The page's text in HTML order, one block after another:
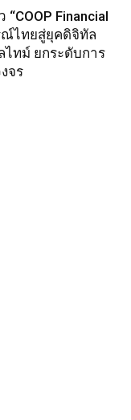
Financial
ณ์ไทยสู่ยุคดิจิทัล
ไทม์ ยกระดับการ
จร